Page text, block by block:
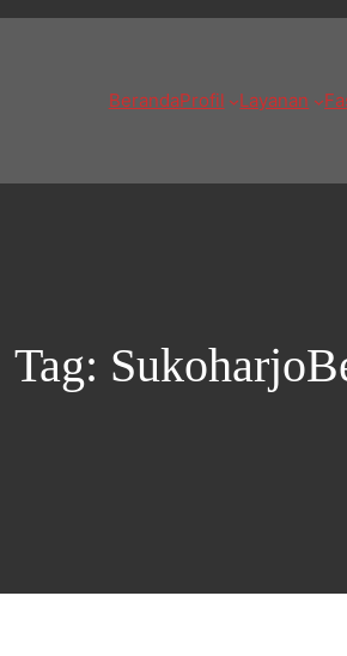
BerandaProfil Layanan
Tag: